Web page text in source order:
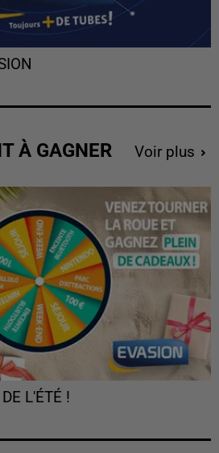
À GAGNER Voir plus
L'ÉTÉ !